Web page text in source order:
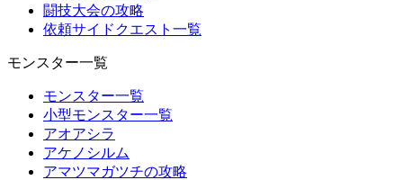
闘技大会の攻略
依頼サイドクエスト一覧
モンスター一覧
モンスター一覧
小型モンスター一覧
アオアシラ
アケノシルム
アマツマガツチの攻略